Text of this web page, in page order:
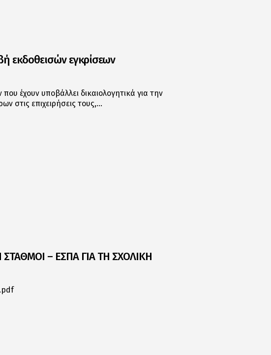
εκδοθεισών εγκρίσεων
έχουν υποβάλλει δικαιολογητικά για την
στις επιχειρήσεις τους,…
– ΕΣΠΑ ΓΙΑ ΤΗ ΣΧΟΛΙΚΗ